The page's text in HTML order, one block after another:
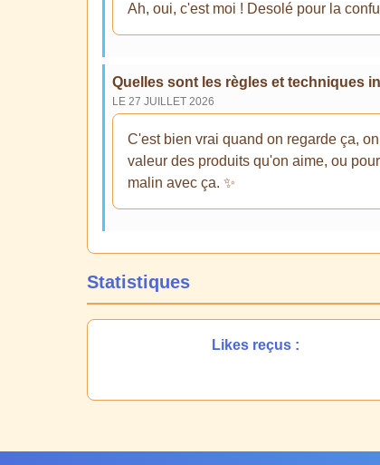
Ah, oui, c'est moi ! Desolé pour la
Quelles sont les règles et techniques
LE 27 JUILLET 2026
C'est bien vrai quand on regarde ça,
valeur des produits qu'on aime, ou
malin avec ça. ✨
Statistiques
Likes reçus :